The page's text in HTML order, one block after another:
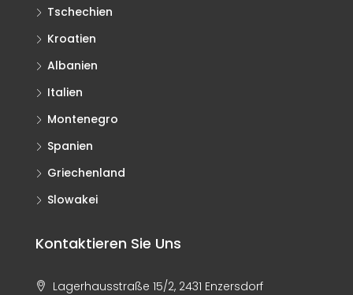
Tschechien
Kroatien
Albanien
Italien
Montenegro
Spanien
Griechenland
Slowakei
Kontaktieren Sie Uns
Lagerhausstraße 15/2, 2431 Enzersdorf